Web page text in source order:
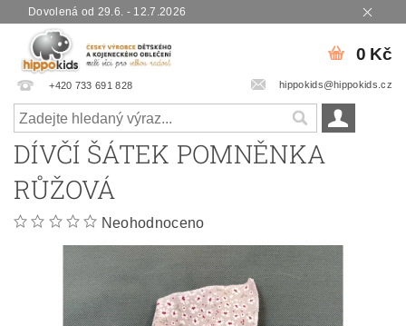
Dovolená od 29.6. - 12.7.2026
+420 733 691 828 hippokids@hippokids.cz
0 Kč
DÍVČÍ ŠÁTEK POMNĚNKA
RŮŽOVÁ
Neohodnoceno